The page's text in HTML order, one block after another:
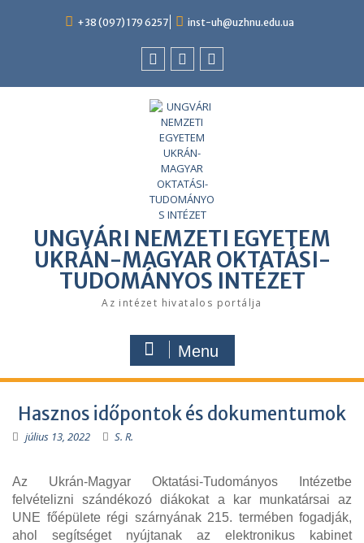
+38 (097) 179 6257 inst-uh@uzhnu.edu.ua
UNGVÁRI NEMZETI EGYETEM
UKRÁN-MAGYAR OKTATÁSI-
TUDOMÁNYOS INTÉZET
Az intézet hivatalos portálja
Menu
Hasznos időpontok és dokumentumok
július 13, 2022 S. R.
Az Ukrán-Magyar Oktatási-Tudományos Intézetbe
felvételizni szándékozó diákokat a kar munkatársai az
UNE főépülete régi szárnyának 215. termében fogadják,
ahol segítséget nyújtanak az elektronikus kabinet